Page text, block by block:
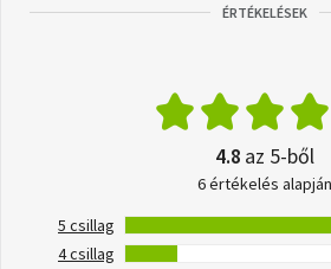
ÉRTÉKELÉSEK
4.8 az 5-ből
6 értékelés alapján
5 csillag
4 csillag